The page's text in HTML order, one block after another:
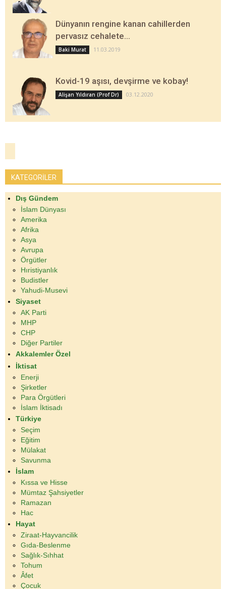
Dünyanın rengine kanan cahillerden
pervasız cehalete…
Baki Murat 11.03.2019
Kovid-19 aşısı, devşirme ve kobay!
Alişan Yıldıran (Prof Dr) 03.12.2020
KATEGORİLER
Dış Gündem
İslam Dünyası
Amerika
Afrika
Asya
Avrupa
Örgütler
Hıristiyanlık
Budistler
Yahudi-Musevi
Siyaset
AK Parti
MHP
CHP
Diğer Partiler
Akkalemler Özel
İktisat
Enerji
Şirketler
Para Örgütleri
İslam İktisadı
Türkiye
Seçim
Eğitim
Mülakat
Savunma
İslam
Kıssa ve Hisse
Mümtaz Şahsiyetler
Ramazan
Hac
Hayat
Ziraat-Hayvancilik
Gıda-Beslenme
Sağlık-Sıhhat
Tohum
Âfet
Çocuk